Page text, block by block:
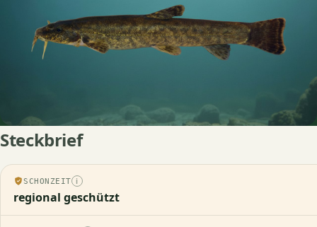
Steckbrief
SCHONZEIT
regional geschützt